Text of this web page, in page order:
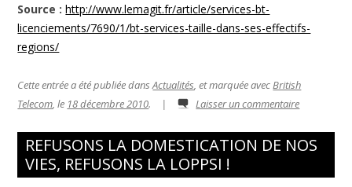
Source : http://www.lemagit.fr/article/services-bt-
licenciements/7690/1/bt-services-taille-dans-ses-effectifs-
regions/
Cette entrée a été publiée dansActualités, et marquée avecBritish
Telecom, le 18 décembre 2010. | Laisser un commentaire
REFUSONS LA DOMESTICATION DE NOS
VIES, REFUSONS LA LOPPSI !